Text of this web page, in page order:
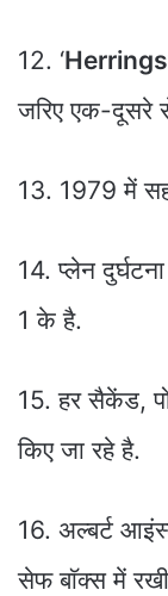
12. ‘Herrings
जरिए एक-दूसरे
13. 1979 में
14. प्लेन
1 के है.
15. हर सैकेंड,
किए जा रहे है.
16. अल्बर्ट
सेफ बाॅक्स में